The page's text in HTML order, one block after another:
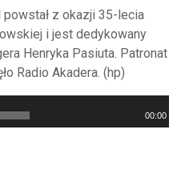
z okazji 35-lecia
i jest dedykowany
Henryka Pasiuta. Patronat
Radio Akadera. (hp)
00:00